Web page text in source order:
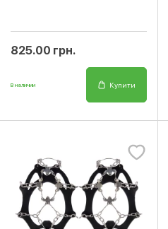
825.00 грн.
В наличии Купити